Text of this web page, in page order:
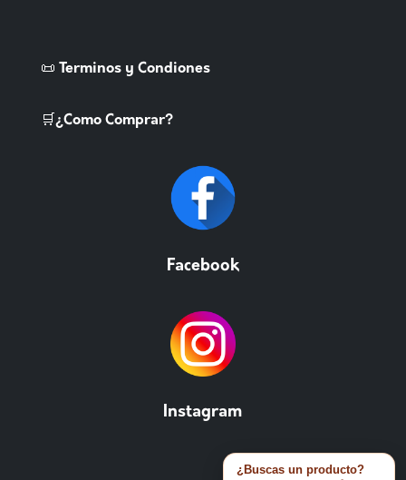
📜 Terminos y Condiones
🛒¿Como Comprar?
Facebook
Instagram
¿Buscas un producto?